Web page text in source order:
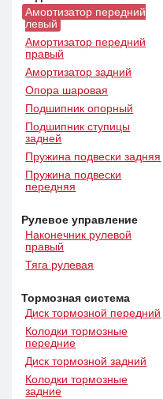
Амортизатор передний
левый
Амортизатор передний
правый
Амортизатор задний
Опора шаровая
Подшипник опорный
Подшипник ступицы
задней
Пружина подвески задняя
Пружина подвески
передняя
Рулевое управление
Наконечник рулевой
правый
Тяга рулевая
Тормозная система
Диск тормозной передний
Колодки тормозные
передние
Диск тормозной задний
Колодки тормозные
задние